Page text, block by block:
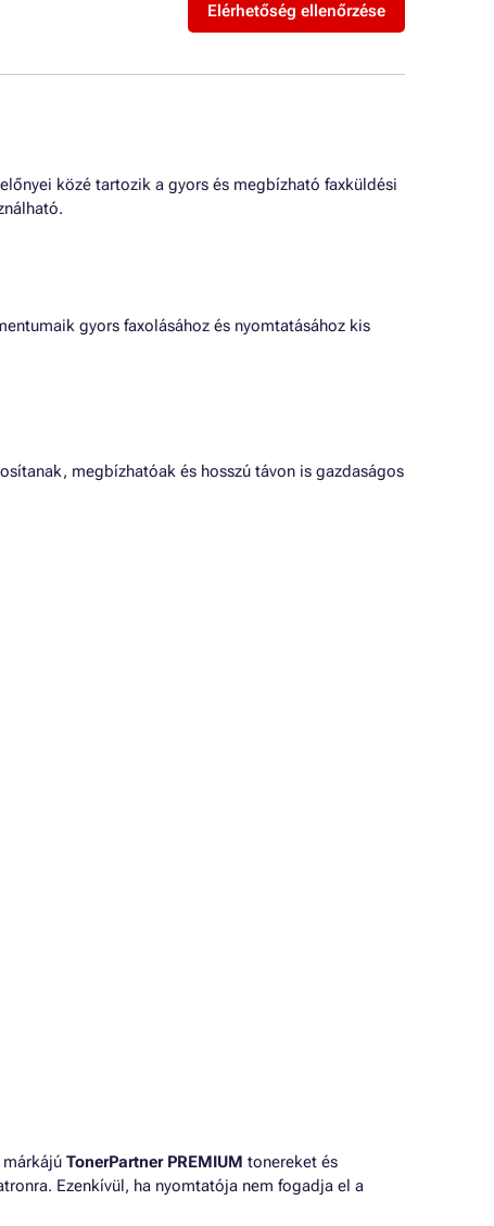
Elérhetőség ellenőrzése
közé tartozik a gyors és megbízható faxküldési
gyors faxolásához és nyomtatásához kis
megbízhatóak és hosszú távon is gazdaságos
TonerPartner PREMIUM tonereket és
Ezenkívül, ha nyomtatója nem fogadja el a